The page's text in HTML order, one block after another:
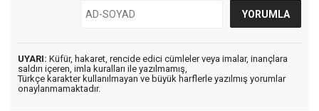
UYARI: Küfür, hakaret, rencide edici cümleler veya imalar, inançlara
saldırı içeren, imla kuralları ile yazılmamış,
Türkçe karakter kullanılmayan ve büyük harflerle yazılmış yorumlar
onaylanmamaktadır.